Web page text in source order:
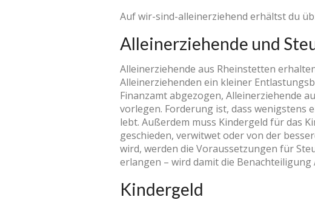
Auf wir-sind-alleinerziehend erhältst du
Alleinerziehende und
Alleinerziehende aus Rheinstetten
Alleinerziehenden ein kleiner
Finanzamt abgezogen, Alleinerziehende
vorlegen. Forderung ist, dass wenigstens
lebt. Außerdem muss Kindergeld für das
geschieden, verwitwet oder von der
wird, werden die Voraussetzungen für
erlangen – wird damit die
Kindergeld